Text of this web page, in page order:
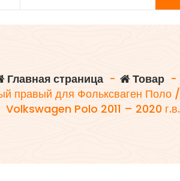
Главная страница - Товар -
правый для Фольксваген Поло /
Volkswagen Polo 2011 – 2020 г.в.